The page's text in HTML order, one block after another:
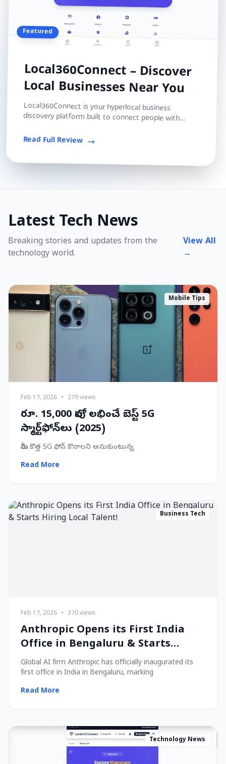
Featured
Local360Connect – Discover
Local Businesses Near You
Local360Connect is your hyperlocal business
discovery platform built to connect people with
Read Full Review
Latest Tech News
Breaking stories and updates from the
technology world.
View All
→
Mobile Tips
Feb 17, 2026 • 279 views
రూ. 15,000 లోపు లభించే బెస్ట్ 5G
స్మార్ట్‌ఫోన్‌లు (2025)
మీరు కొత్త 5G ఫోన్ కొనాలని అనుకుంటున్న
Read More
Business Tech
Feb 17, 2026 • 370 views
Anthropic Opens its First India
Office in Bengaluru & Starts
Hiring Local Talent!
Global AI firm Anthropic has officially inaugurated its
first office in India in Bengaluru, marking
Read More
Technology News